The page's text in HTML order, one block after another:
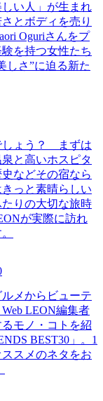
い人」が生まれ
とボディを売り
Oguriさんをプ
を持つ女性たち
しさ”に迫る新た
しょう？ まずは
と高いホスピタ
などその宿なら
っと素晴らしい
りの大切な旅時
が実際に訪れ
メからビューテ
LEON編集者
モノ・コトを紹
BEST30」。1
スメのネタをお